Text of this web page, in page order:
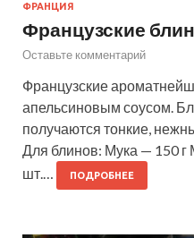
ФРАНЦИЯ
Французские
Оставьте комментарий
Французские
апельсиновым соусом.
получаются тонкие,
Для блинов: Мука — 150
шт.…
ПОДРОБНЕЕ